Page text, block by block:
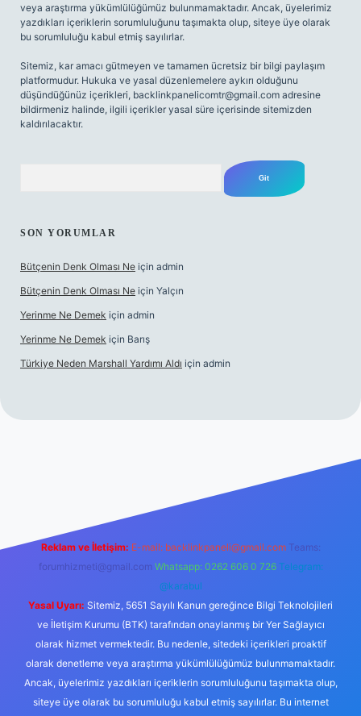
veya araştırma yükümlülüğümüz bulunmamaktadır. Ancak, üyelerimiz
yazdıkları içeriklerin sorumluluğunu taşımakta olup, siteye üye olarak
bu sorumluluğu kabul etmiş sayılırlar.
Sitemiz, kar amacı gütmeyen ve tamamen ücretsiz bir bilgi paylaşım
platformudur. Hukuka ve yasal düzenlemelere aykırı olduğunu
düşündüğünüz içerikleri, backlinkpanelicomtr@gmail.com adresine
bildirmeniz halinde, ilgili içerikler yasal süre içerisinde sitemizden
kaldırılacaktır.
SON YORUMLAR
Bütçenin Denk Olması Ne için admin
Bütçenin Denk Olması Ne için Yalçın
Yerinme Ne Demek için admin
Yerinme Ne Demek için Barış
Türkiye Neden Marshall Yardımı Aldı için admin
hiltonbet yeni giriş
Reklam ve İletişim: E-mail: backlinkpaneli@gmail.com Teams:
forumhizmeti@gmail.com Whatsapp: 0262 606 0 726 Telegram:
@karabul
Yasal Uyarı: Sitemiz, 5651 Sayılı Kanun gereğince Bilgi Teknolojileri
ve İletişim Kurumu (BTK) tarafından onaylanmış bir Yer Sağlayıcı
olarak hizmet vermektedir. Bu nedenle, sitedeki içerikleri proaktif
olarak denetleme veya araştırma yükümlülüğümüz bulunmamaktadır.
Ancak, üyelerimiz yazdıkları içeriklerin sorumluluğunu taşımakta olup,
siteye üye olarak bu sorumluluğu kabul etmiş sayılırlar. Bu internet